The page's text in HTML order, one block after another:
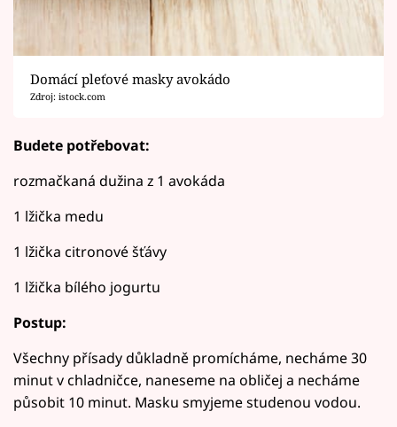
Domácí pleťové masky avokádo
Zdroj: istock.com
Budete potřebovat:
rozmačkaná dužina z 1 avokáda
1 lžička medu
1 lžička citronové šťávy
1 lžička bílého jogurtu
Postup:
Všechny přísady důkladně promícháme, necháme 30
minut v chladničce, naneseme na obličej a necháme
působit 10 minut. Masku smyjeme studenou vodou.